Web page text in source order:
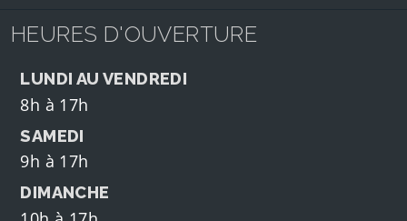
HEURES D'OUVERTURE
LUNDI AU VENDREDI
8h à 17h
SAMEDI
9h à 17h
DIMANCHE